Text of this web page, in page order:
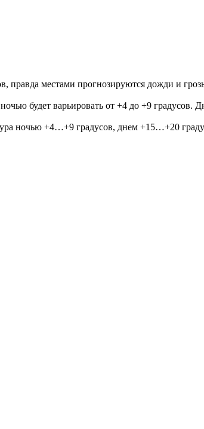
правда местами прогнозируются дожди и
будет варьировать от +4 до +9 градусов.
ночью +4…+9 градусов, днем +15…+20